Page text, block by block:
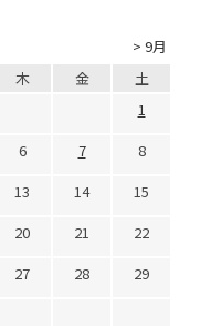
> 9月
木 金
土
1
6 7
8
13 14
15
20 21
22
27 28
29